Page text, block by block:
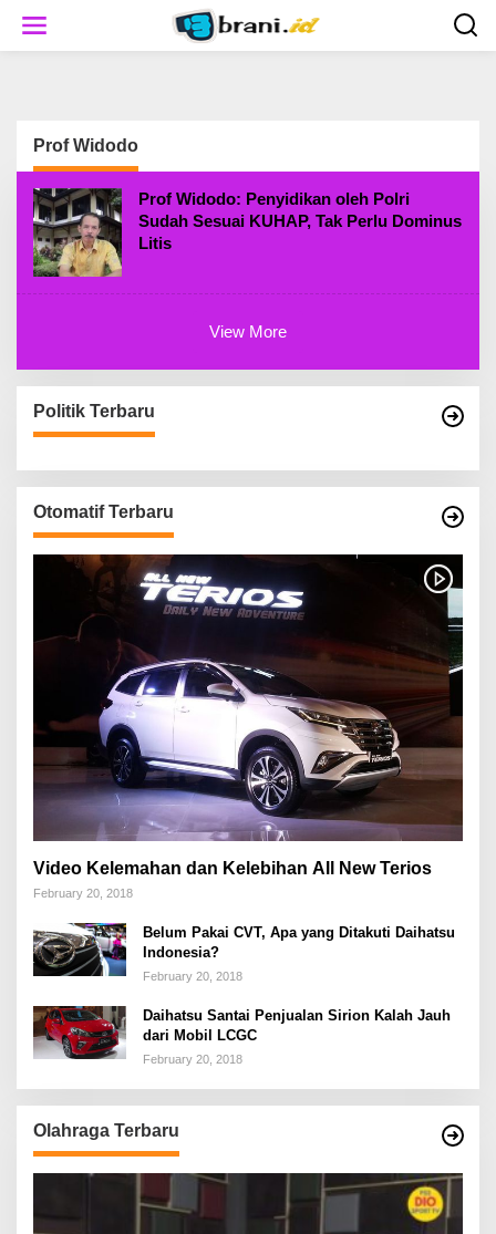
i
Prof Widodo
Prof Widodo: Penyidikan oleh Polri
Sudah Sesuai KUHAP, Tak Perlu Dominus
Litis
View More
Politik Terbaru
Otomatif Terbaru
Video Kelemahan dan Kelebihan All New Terios
February 20, 2018
Belum Pakai CVT, Apa yang Ditakuti Daihatsu
Indonesia?
February 20, 2018
Daihatsu Santai Penjualan Sirion Kalah Jauh
dari Mobil LCGC
February 20, 2018
Olahraga Terbaru